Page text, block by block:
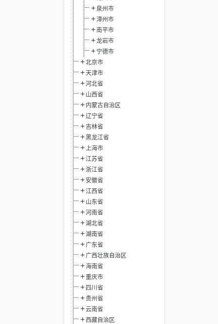
泉州市
漳州市
南平市
龙岩市
宁德市
北京市
天津市
河北省
山西省
内蒙古自治区
辽宁省
吉林省
黑龙江省
上海市
江苏省
浙江省
安徽省
江西省
山东省
河南省
湖北省
湖南省
广东省
广西壮族自治区
海南省
重庆市
四川省
贵州省
云南省
西藏自治区